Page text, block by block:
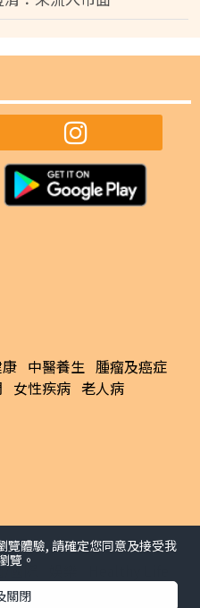
中醫養生 腫瘤及癌症
女性疾病 老人病
際
/人物
體驗, 請確定您同意及接受我
覽。
關閉